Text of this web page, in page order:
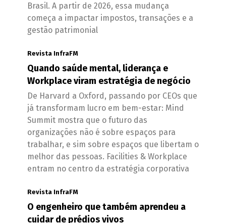
Brasil. A partir de 2026, essa mudança
começa a impactar impostos, transações e a
gestão patrimonial
Revista InfraFM
Quando saúde mental, liderança e
Workplace viram estratégia de negócio
De Harvard a Oxford, passando por CEOs que
já transformam lucro em bem-estar: Mind
Summit mostra que o futuro das
organizações não é sobre espaços para
trabalhar, e sim sobre espaços que libertam o
melhor das pessoas. Facilities & Workplace
entram no centro da estratégia corporativa
Revista InfraFM
O engenheiro que também aprendeu a
cuidar de prédios vivos